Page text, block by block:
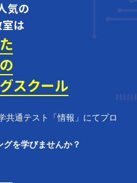
気の
は
スクール
共通テスト「情報」にてプロ
を学びませんか？